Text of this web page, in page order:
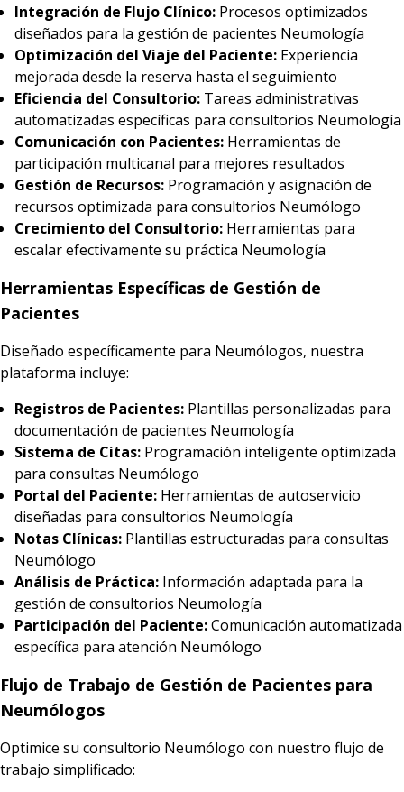
Integración de Flujo Clínico: Procesos optimizados
diseñados para la gestión de pacientes Neumología
Optimización del Viaje del Paciente: Experiencia
mejorada desde la reserva hasta el seguimiento
Eficiencia del Consultorio: Tareas administrativas
automatizadas específicas para consultorios Neumología
Comunicación con Pacientes: Herramientas de
participación multicanal para mejores resultados
Gestión de Recursos: Programación y asignación de
recursos optimizada para consultorios Neumólogo
Crecimiento del Consultorio: Herramientas para
escalar efectivamente su práctica Neumología
Herramientas Específicas de Gestión de
Pacientes
Diseñado específicamente para Neumólogos, nuestra
plataforma incluye:
Registros de Pacientes: Plantillas personalizadas para
documentación de pacientes Neumología
Sistema de Citas: Programación inteligente optimizada
para consultas Neumólogo
Portal del Paciente: Herramientas de autoservicio
diseñadas para consultorios Neumología
Notas Clínicas: Plantillas estructuradas para consultas
Neumólogo
Análisis de Práctica: Información adaptada para la
gestión de consultorios Neumología
Participación del Paciente:Comunicación automatizada
específica para atención Neumólogo
Flujo de Trabajo de Gestión de Pacientes para
Neumólogos
Optimice su consultorio Neumólogo con nuestro flujo de
trabajo simplificado: